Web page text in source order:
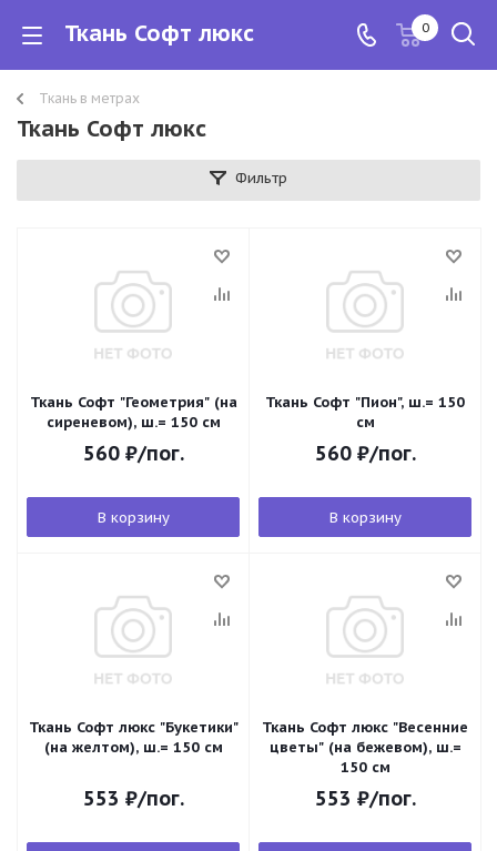
Ткань Софт люкс 0
Ткань в метрах
Ткань Софт люкс
Фильтр
Ткань Софт "Геометрия" (на
сиреневом), ш.= 150 см
560₽/пог.
В корзину
Ткань Софт "Пион", ш.= 150
см
560₽/пог.
В корзину
Ткань Софт люкс "Букетики"
(на желтом), ш.= 150 см
553 ₽/пог.
Ткань Софт люкс "Весенние
цветы" (на бежевом), ш.=
150 см
553 ₽/пог.